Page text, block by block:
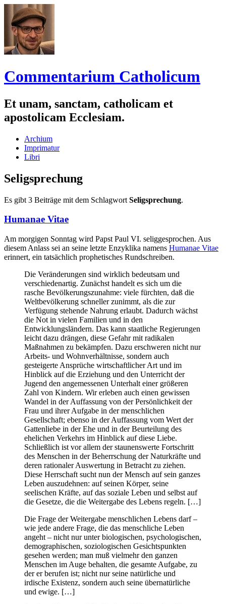
Commentarium Catholicum
Et unam, sanctam, catholicam et
apostolicam Ecclesiam.
Zum
Inhalt
springen
Archium
Imprimatur
Libri
Seligsprechung
Es gibt 3 Beiträge mit dem Schlagwort Seligsprechung.
Humanae Vitae
Am morgigen Sonntag wird Papst Paul VI. seliggesprochen. Aus
diesem Anlass sei an seine letzte Enzyklika namens Humanae Vitae
erinnert, ein tatsächlich prophetisches Rundschreiben.
Die Veränderungen sind wirklich bedeutsam und
verschiedenartig. Zunächst handelt es sich um die
rasche Bevölkerungszunahme: viele fürchten, daß die
Weltbevölkerung schneller zunimmt, als die zur
Verfügung stehende Nahrung erlaubt. Dadurch wächst
die Not in vielen Familien und in den
Entwicklungsländern. Das kann staatliche Regierungen
leicht dazu drängen, diese Gefahr mit radikalen
Maßnahmen zu bekämpfen. Dazu erschweren nicht nur
Arbeits- und Wohnverhältnisse, sondern auch
gesteigerte Ansprüche wirtschaftlicher Art und im
Hinblick auf die Erziehung und den Unterricht der
Jugend den angemessenen Unterhalt einer größeren
Zahl von Kindern. Wir erleben auch einen gewissen
Wandel in der Auffassung von der Persönlichkeit der
Frau und ihrer Aufgabe in der menschlichen
Gesellschaft; ebenso in der Auffassung vom Wert der
Gattenliebe in der Ehe und in der Beurteilung des
ehelichen Verkehrs im Hinblick auf diese Liebe.
Schließlich ist vor allem der staunenswerte Fortschritt
des Menschen in der Beherrschung der Naturkräfte und
deren rationaler Auswertung in Betracht zu ziehen.
Diese Herrschaft sucht nun der Mensch auf sein ganzes
Leben auszudehnen: auf seinen Körper, seine
seelischen Kräfte, auf das soziale Leben und selbst auf
die Gesetze, die die Weitergabe des Lebens regeln. […]
Die Frage der Weitergabe menschlichen Lebens darf –
wie jede andere Frage, die das menschliche Leben
angeht – nicht nur unter biologischen, psychologischen,
demographischen, soziologischen Gesichtspunkten
gesehen werden; man muß vielmehr den ganzen
Menschen im Auge behalten, die gesamte Aufgabe, zu
der er berufen ist; nicht nur seine natürliche und
irdische Existenz, sondern auch seine übernatürliche
und ewige. […]